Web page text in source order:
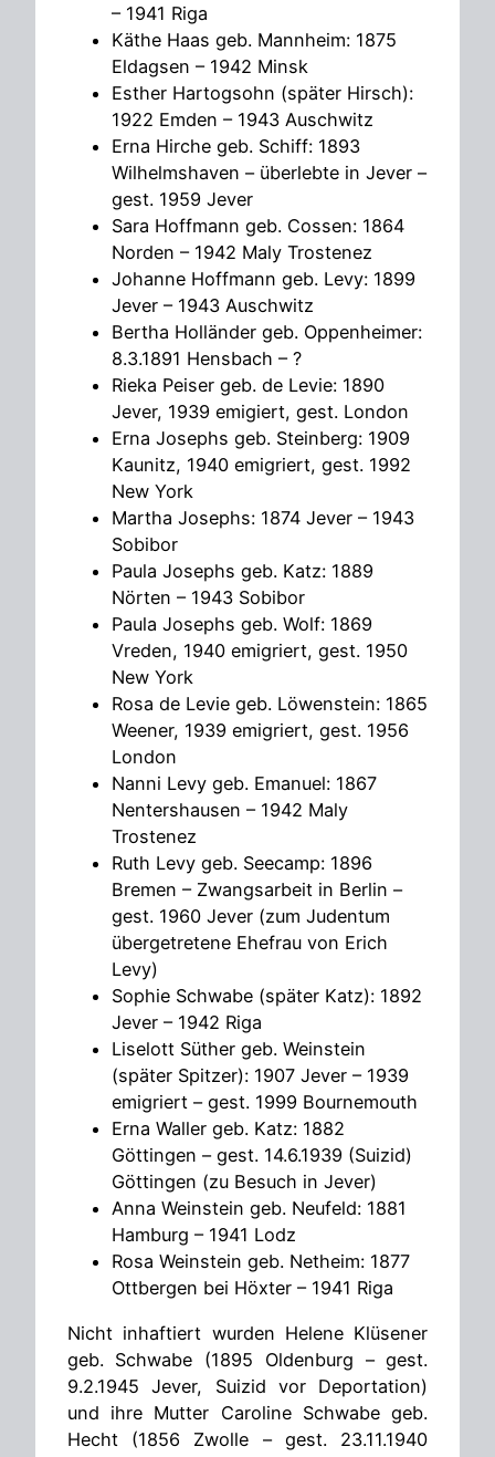
– 1941 Riga
Käthe Haas geb. Mannheim: 1875
Eldagsen – 1942 Minsk
Esther Hartogsohn (später Hirsch):
1922 Emden – 1943 Auschwitz
Erna Hirche geb. Schiff: 1893
Wilhelmshaven – überlebte in Jever –
gest. 1959 Jever
Sara Hoffmann geb. Cossen: 1864
Norden – 1942 Maly Trostenez
Johanne Hoffmann geb. Levy: 1899
Jever – 1943 Auschwitz
Bertha Holländer geb. Oppenheimer:
8.3.1891 Hensbach – ?
Rieka Peiser geb. de Levie: 1890
Jever, 1939 emigiert, gest. London
Erna Josephs geb. Steinberg: 1909
Kaunitz, 1940 emigriert, gest. 1992
New York
Martha Josephs: 1874 Jever – 1943
Sobibor
Paula Josephs geb. Katz: 1889
Nörten – 1943 Sobibor
Paula Josephs geb. Wolf: 1869
Vreden, 1940 emigriert, gest. 1950
New York
Rosa de Levie geb. Löwenstein: 1865
Weener, 1939 emigriert, gest. 1956
London
Nanni Levy geb. Emanuel: 1867
Nentershausen – 1942 Maly
Trostenez
Ruth Levy geb. Seecamp: 1896
Bremen – Zwangsarbeit in Berlin –
gest. 1960 Jever (zum Judentum
übergetretene Ehefrau von Erich
Levy)
Sophie Schwabe (später Katz): 1892
Jever – 1942 Riga
Liselott Süther geb. Weinstein
(später Spitzer): 1907 Jever – 1939
emigriert – gest. 1999 Bournemouth
Erna Waller geb. Katz: 1882
Göttingen – gest. 14.6.1939 (Suizid)
Göttingen (zu Besuch in Jever)
Anna Weinstein geb. Neufeld: 1881
Hamburg – 1941 Lodz
Rosa Weinstein geb. Netheim: 1877
Ottbergen bei Höxter – 1941 Riga
Nicht inhaftiert wurden Helene Klüsener
geb. Schwabe (1895 Oldenburg – gest.
9.2.1945 Jever, Suizid vor Deportation)
und ihre Mutter Caroline Schwabe geb.
Hecht (1856 Zwolle – gest. 23.11.1940